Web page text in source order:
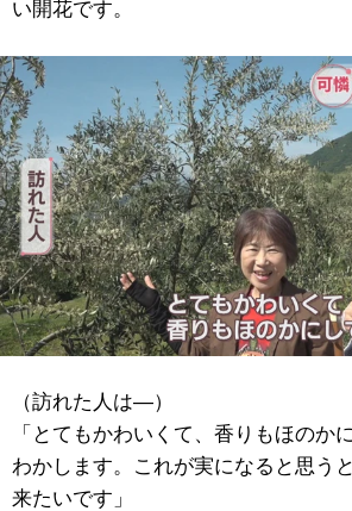
い開花です。
（訪れた人は―）
「とてもかわいくて、香りもほのか
わかします。これが実になると思う
来たいです」